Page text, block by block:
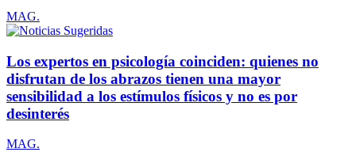
MAG.
Los expertos en psicología coinciden: quienes no
disfrutan de los abrazos tienen una mayor
sensibilidad a los estímulos físicos y no es por
desinterés
MAG.